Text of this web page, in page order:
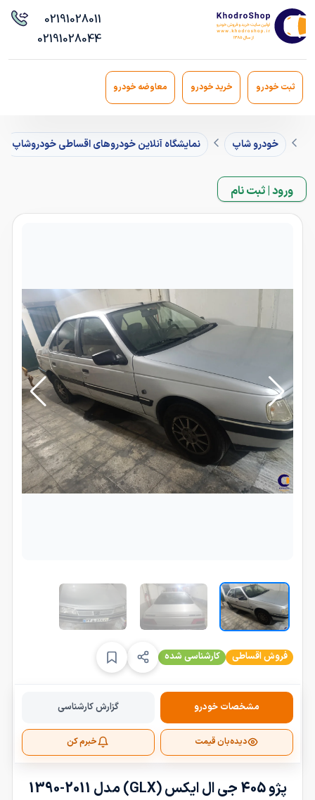
02191028011
02191028044
ثبت خودرو خرید خودرو معاوضه خودرو
خودرو شاپ نمایشگاه آنلاین خودروهای اقساطی خودروشاپ
ورود | ثبت نام
فروش اقساطی کارشناسی شده
مشخصات خودرو گزارش کارشناسی
دیده‌بان قیمت خبرم کن
پژو 405 جی ال ایکس (GLX) مدل 2011-1390